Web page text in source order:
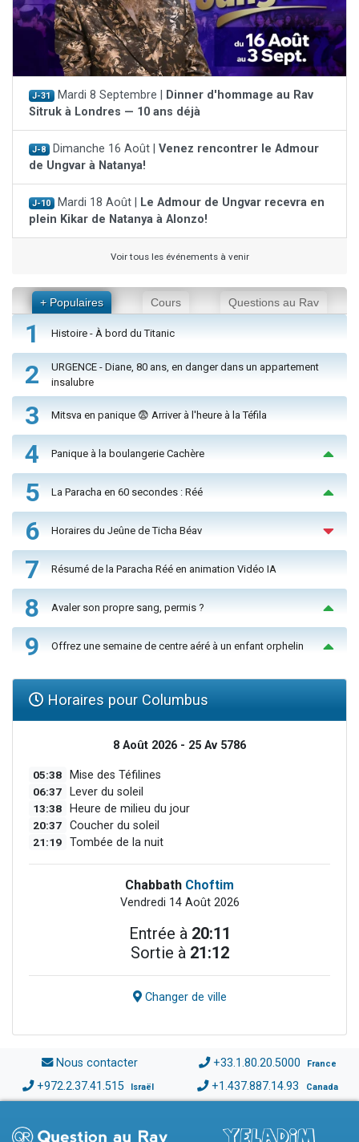
J-31 Mardi 8 Septembre |
Dinner d'hommage au Rav
Sitruk à Londres — 10 ans déjà
J-8 Dimanche 16 Août | Venez rencontrer le Admour
de Ungvar à Natanya!
J-10 Mardi 18 Août |
Le Admour de Ungvar recevra en
plein Kikar de Natanya à Alonzo!
Voir tous les événements à venir
+ Populaires Cours Questions au Rav
1 Histoire - À bord du Titanic
2
URGENCE - Diane, 80 ans, en danger dans un appartement
insalubre
3 Mitsva en panique 😨 Arriver à l'heure à la Téfila
4 Panique à la boulangerie Cachère
5 La Paracha en 60 secondes : Réé
6 Horaires du Jeûne de Ticha Béav
7 Résumé de la Paracha Réé en animation Vidéo IA
8 Avaler son propre sang, permis ?
9 Offrez une semaine de centre aéré à un enfant orphelin
Horaires pour Columbus
8 Août 2026 - 25 Av 5786
05:38 Mise des Téfilines
06:37 Lever du soleil
13:38 Heure de milieu du jour
20:37 Coucher du soleil
21:19 Tombée de la nuit
Chabbath Choftim
Vendredi 14 Août 2026
Entrée à 20:11
Sortie à 21:12
Changer de ville
Nous contacter +33.1.80.20.5000 France
+972.2.37.41.515 Israël +1.437.887.14.93 Canada